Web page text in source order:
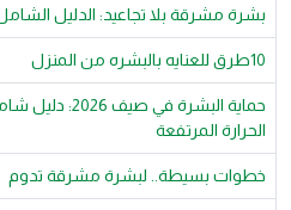
بشرة مشرقة بلا تجاعيد: الدليل
10طرق للعنايه بالبشره من المنزل
حماية البشرة
الحرارة المرتفعة
خطوات بسيطة.. لبشرة مشرقة تدوم